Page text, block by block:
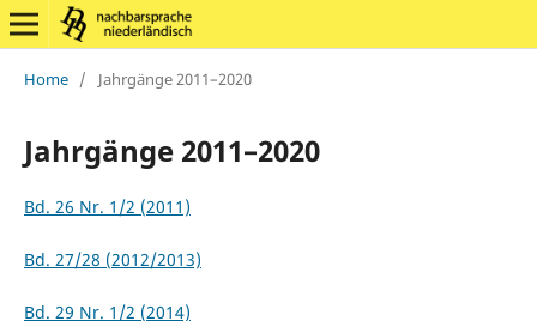
Home / Jahrgänge 2011–2020
Jahrgänge 2011–2020
Bd. 26 Nr. 1/2 (2011)
Bd. 27/28 (2012/2013)
Bd. 29 Nr. 1/2 (2014)